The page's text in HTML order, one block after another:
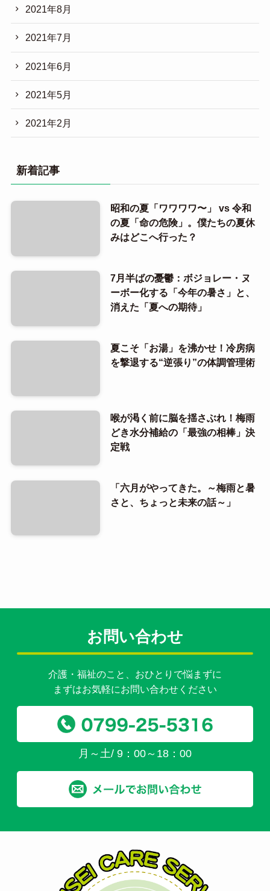
2021年8月
2021年7月
2021年6月
2021年5月
2021年2月
新着記事
昭和の夏「ワワワワ〜」 vs 令和
の夏「命の危険」。僕たちの夏休
みはどこへ行った？
7月半ばの憂鬱：ボジョレー・ヌ
ーボー化する「今年の暑さ」と、
消えた「夏への期待」
夏こそ「お湯」を沸かせ！冷房病
を撃退する“逆張り”の体調管理術
喉が渇く前に脳を揺さぶれ！梅雨
どき水分補給の「最強の相棒」決
定戦
「六月がやってきた。～梅雨と暑
さと、ちょっと未来の話～」
お問い合わせ
介護・福祉のこと、おひとりで悩まずに
まずはお気軽にお問い合わせください
月～土/ 9：00～18：00